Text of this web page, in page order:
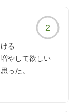
2
る
やして欲しい
った。
1137?